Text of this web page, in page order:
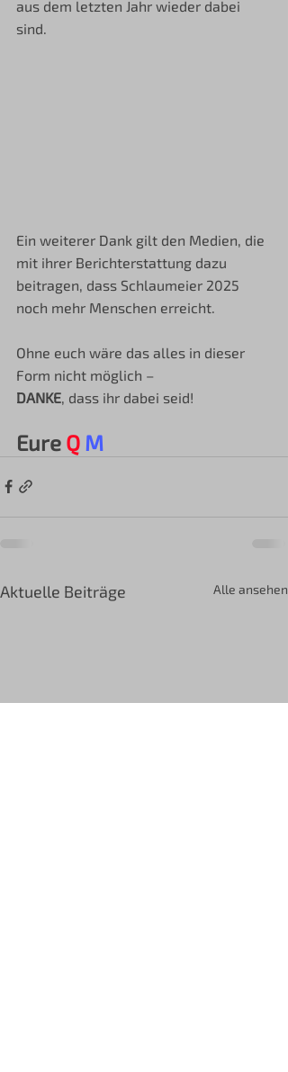
aus dem letzten Jahr wieder dabei
sind.
Ein weiterer Dank gilt den Medien, die
mit ihrer Berichterstattung dazu
beitragen, dass Schlaumeier 2025
noch mehr Menschen erreicht.
Ohne euch wäre das alles in dieser
Form nicht möglich –
DANKE , dass ihr dabei seid!
Eure Q M
Aktuelle Beiträge Alle ansehen